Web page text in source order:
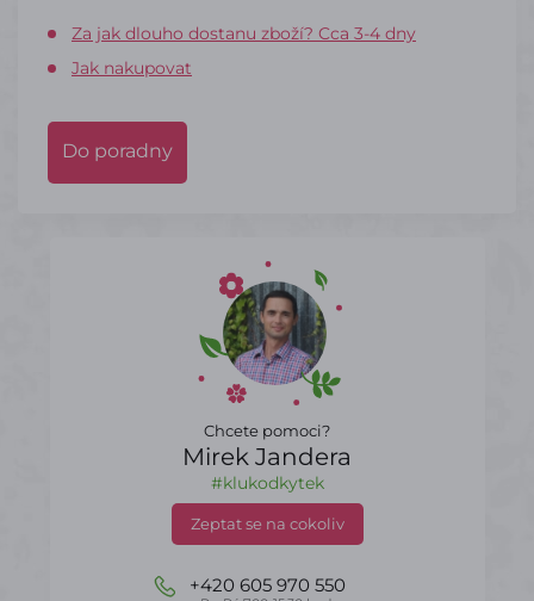
Za jak dlouho dostanu zboží? Cca 3-4 dny
Jak nakupovat
Do poradny
Chcete pomoci?
Mirek Jandera
#klukodkytek
Zeptat se na cokoliv
+420 605 970 550